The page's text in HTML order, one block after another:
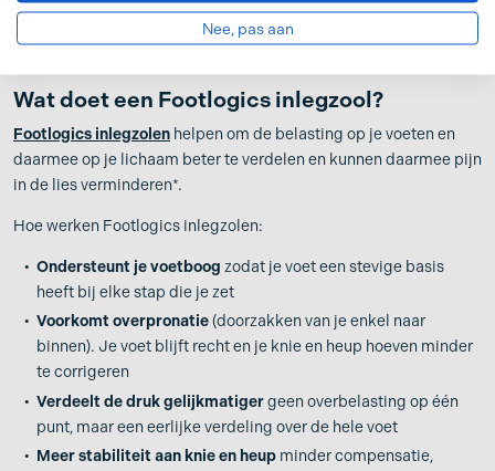
Een goed corrigerende en ondersteunende inlegzool helpt om
Wat doet een Footlogics inlegzool?
Footlogics inlegzolen helpen om de belasting op je voeten en
daarmee op je lichaam beter te verdelen en kunnen daarmee pijn
in de lies verminderen*.
Hoe werken Footlogics inlegzolen:
Ondersteunt je voetboog zodat je voet een stevige basis
heeft bij elke stap die je zet
Voorkomt overpronatie(doorzakken van je enkel naar
binnen). Je voet blijft recht en je knie en heup hoeven minder
te corrigeren
Verdeelt de druk gelijkmatigergeen overbelasting op één
punt, maar een eerlijke verdeling over de hele voet
Meer stabiliteit aan knie en heup minder compensatie,
Nee, pas aan